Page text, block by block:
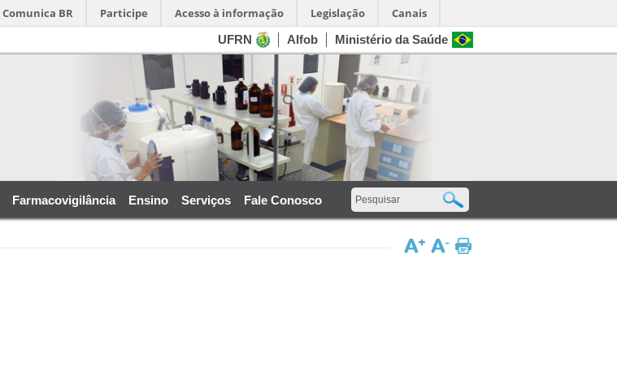
Comunica BR Participe Acesso à informação Legislação Canais
Ministério da Saúde
Alfob
UFRN
Farmacovigilância Ensino Serviços Fale Conosco